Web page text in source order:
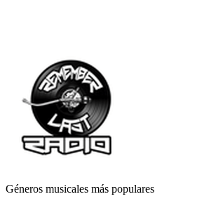
Géneros musicales más populares